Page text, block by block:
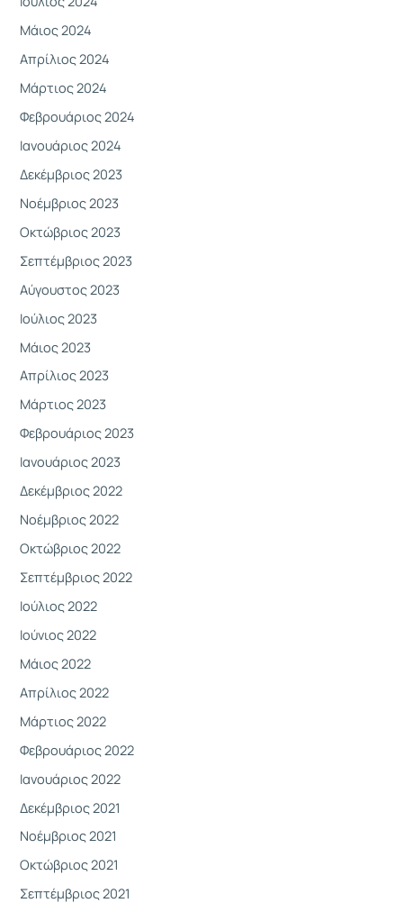
Μάιος 2024
Απρίλιος 2024
Μάρτιος 2024
Φεβρουάριος 2024
Ιανουάριος 2024
Δεκέμβριος 2023
Νοέμβριος 2023
Οκτώβριος 2023
Σεπτέμβριος 2023
Αύγουστος 2023
Ιούλιος 2023
Μάιος 2023
Απρίλιος 2023
Μάρτιος 2023
Φεβρουάριος 2023
Ιανουάριος 2023
Δεκέμβριος 2022
Νοέμβριος 2022
Οκτώβριος 2022
Σεπτέμβριος 2022
Ιούλιος 2022
Ιούνιος 2022
Μάιος 2022
Απρίλιος 2022
Μάρτιος 2022
Φεβρουάριος 2022
Ιανουάριος 2022
Δεκέμβριος 2021
Νοέμβριος 2021
Οκτώβριος 2021
Σεπτέμβριος 2021